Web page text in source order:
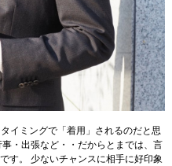
イミングで「着用」されるのだと思
・出張など・・だからとまでは、言
す。 少ないチャンスに相手に好印象